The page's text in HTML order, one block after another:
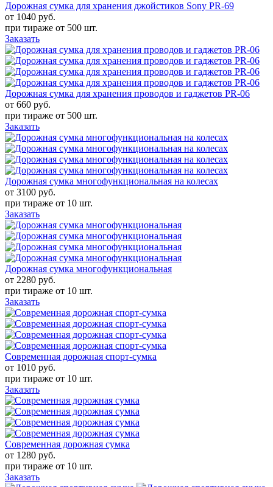
Дорожная сумка для хранения джойстиков Sony PR-69
от 1040 руб.
при тираже от 500 шт.
Заказать
Дорожная сумка для хранения проводов и гаджетов PR-06
от 660 руб.
при тираже от 500 шт.
Заказать
Дорожная сумка многофункциональная на колесах
от 3100 руб.
при тираже от 10 шт.
Заказать
Дорожная сумка многофункциональная
от 2280 руб.
при тираже от 10 шт.
Заказать
Современная дорожная спорт-сумка
от 1010 руб.
при тираже от 10 шт.
Заказать
Современная дорожная сумка
от 1280 руб.
при тираже от 10 шт.
Заказать